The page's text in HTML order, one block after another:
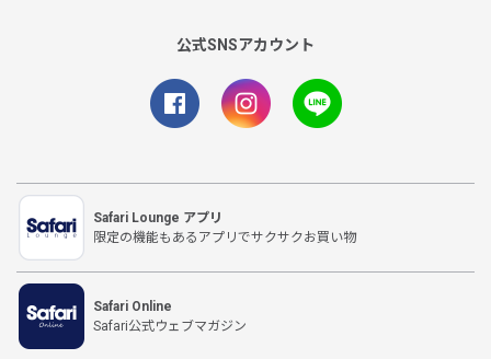
公式SNSアカウント
Safari Lounge アプリ
限定の機能もあるアプリでサクサクお買い物
Safari Online
Safari公式ウェブマガジン